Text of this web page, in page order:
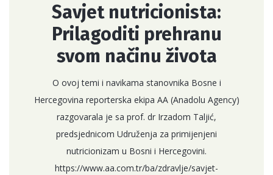
Savjet nutricionista:
Prilagoditi prehranu
svom načinu života
O ovoj temi i navikama stanovnika Bosne i
Hercegovina reporterska ekipa AA (Anadolu Agency)
razgovarala je sa prof. dr Irzadom Taljić,
predsjednicom Udruženja za primijenjeni
nutricionizam u Bosni i Hercegovini.
https://www.aa.com.tr/ba/zdravlje/savjet-